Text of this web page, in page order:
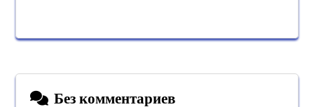
Без комментариев